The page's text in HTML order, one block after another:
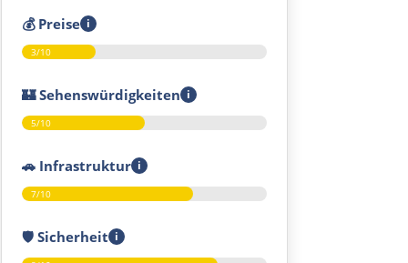
Panevėžys
Ukmergė
Alytus
💰Preise i
3/10
🏰Sehenswürdigkeiten i
5/10
🚗 Infrastruktur i
7/10
🛡️ Sicherheit i